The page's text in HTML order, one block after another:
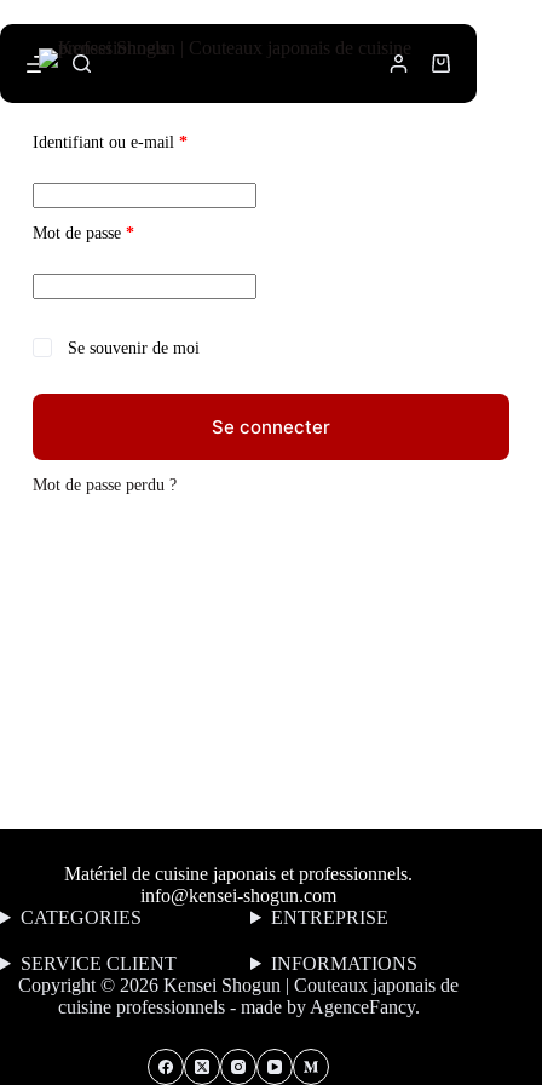
Identifiant ou e-mail *
Mot de passe *
Se souvenir de moi
Se connecter
Mot de passe perdu ?
Matériel de cuisine japonais et professionnels.
info@kensei-shogun.com
CATEGORIES
ENTREPRISE
SERVICE CLIENT INFORMATIONS
Copyright © 2026 Kensei Shogun | Couteaux japonais de
cuisine professionnels - made by AgenceFancy.